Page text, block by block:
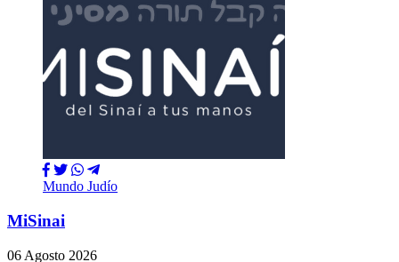
Mundo Judío
MiSinai
06 Agosto 2026